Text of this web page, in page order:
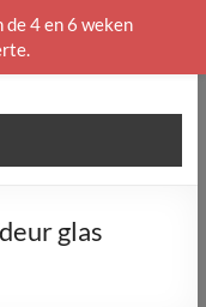
glas
4 en 6 weken